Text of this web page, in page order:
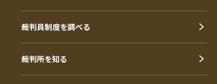
裁判員制度を調べる
裁判所を知る